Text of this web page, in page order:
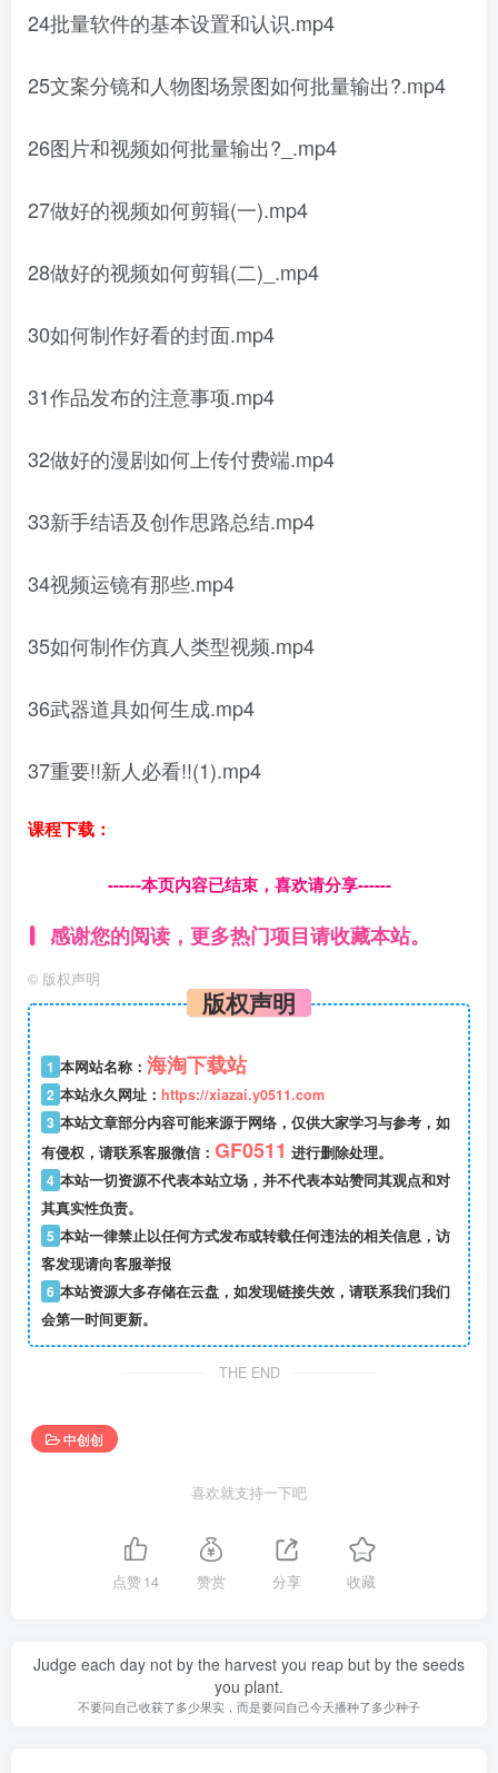
24批量软件的基本设置和认识.mp4
25文案分镜和人物图场景图如何批量输出?.mp4
26图片和视频如何批量输出?_.mp4
27做好的视频如何剪辑(一).mp4
28做好的视频如何剪辑(二)_.mp4
30如何制作好看的封面.mp4
31作品发布的注意事项.mp4
32做好的漫剧如何上传付费端.mp4
33新手结语及创作思路总结.mp4
34视频运镜有那些.mp4
35如何制作仿真人类型视频.mp4
36武器道具如何生成.mp4
37重要!!新人必看!!(1).mp4
课程下载：
------本页内容已结束，喜欢请分享------
感谢您的阅读，更多热门项目请收藏本站。
© 版权声明
版权声明
1 本网站名称： 海淘下载站
2 本站永久网址： https://xiazai.y0511.com
3 本站文章部分内容可能来源于网络，仅供大家学习与参考，如
有侵权，请联系客服微信： GF0511 进行删除处理。
4 本站一切资源不代表本站立场，并不代表本站赞同其观点和对
其真实性负责。
5 本站一律禁止以任何方式发布或转载任何违法的相关信息，访
客发现请向客服举报
6 本站资源大多存储在云盘，如发现链接失效，请联系我们我们
会第一时间更新。
THE END
中创创
喜欢就支持一下吧
点赞14 赞赏 分享 收藏
Judge each day not by the harvest you reap but by the seeds
you plant.
不要问自己收获了多少果实，而是要问自己今天播种了多少种子